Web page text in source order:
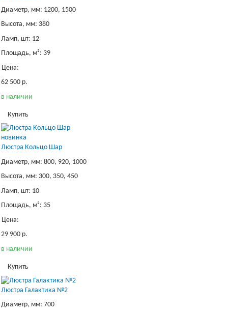
Диаметр, мм: 1200, 1500
Высота, мм: 380
Ламп, шт: 12
Площадь, м²: 39
Цена:
62 500 р.
в наличии
Купить
новинка
Люстра Кольцо Шар
Диаметр, мм: 800, 920, 1000
Высота, мм: 300, 350, 450
Ламп, шт: 10
Площадь, м²: 35
Цена:
29 900 р.
в наличии
Купить
Люстра Галактика №2
Диаметр, мм: 700